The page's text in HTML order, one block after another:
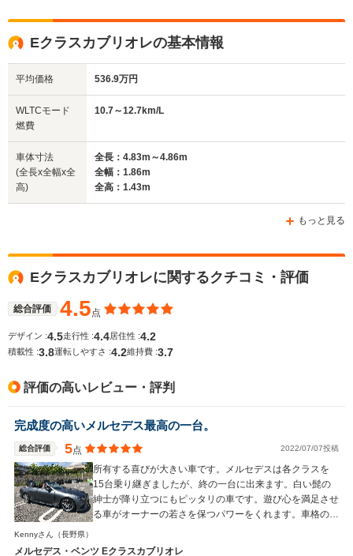
サイズ
(全長x全幅x全高)
WLTCモード
燃費
全高
1.41m
全幅
1.81m
9.4km/L
13.0km/L
15.2km/L
14.0～14.1km/L
└市街地:9.5～
9.7km/L
Eクラスカブリオレの基本情報
平均価格 536.9万円
WLTCモード
燃費
10.7～12.7km/L
車体寸法
(全長x全幅x全
高)
全長：4.83m～4.86m
全幅：1.86m
全高：1.43m
もっと見る
Eクラスカブリオレに関するクチコミ・評価
総合評価 4.5点
デザイン :4.5走行性 :4.4 居住性 :4.2
積載性 :3.8運転しやすさ :4.2維持費 :3.7
評価の高いレビュー・評判
完成度の高いメルセデス最高の一台。
総合評価 5点 2022/07/07投稿
所有する喜びが大きい車です。メルセデスは各クラスを
15台乗り継ぎましたが、終の一台に出来ます。白い髭の
紳士が降り立つにもピッタリの車です。遊び心を満足させ
る車がオーナーの若さを保つパワーをくれます。車格の高
ません。車選びに迷ったらこれが正解です。
Kennyさん （長野県）
メルセデス・ベンツ Eクラスカブリオレ